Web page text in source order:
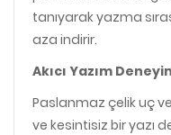
tanıyarak yazma
aza indirir.
Akıcı Yazım
Paslanmaz çelik uç ve
ve kesintisiz bir yazı